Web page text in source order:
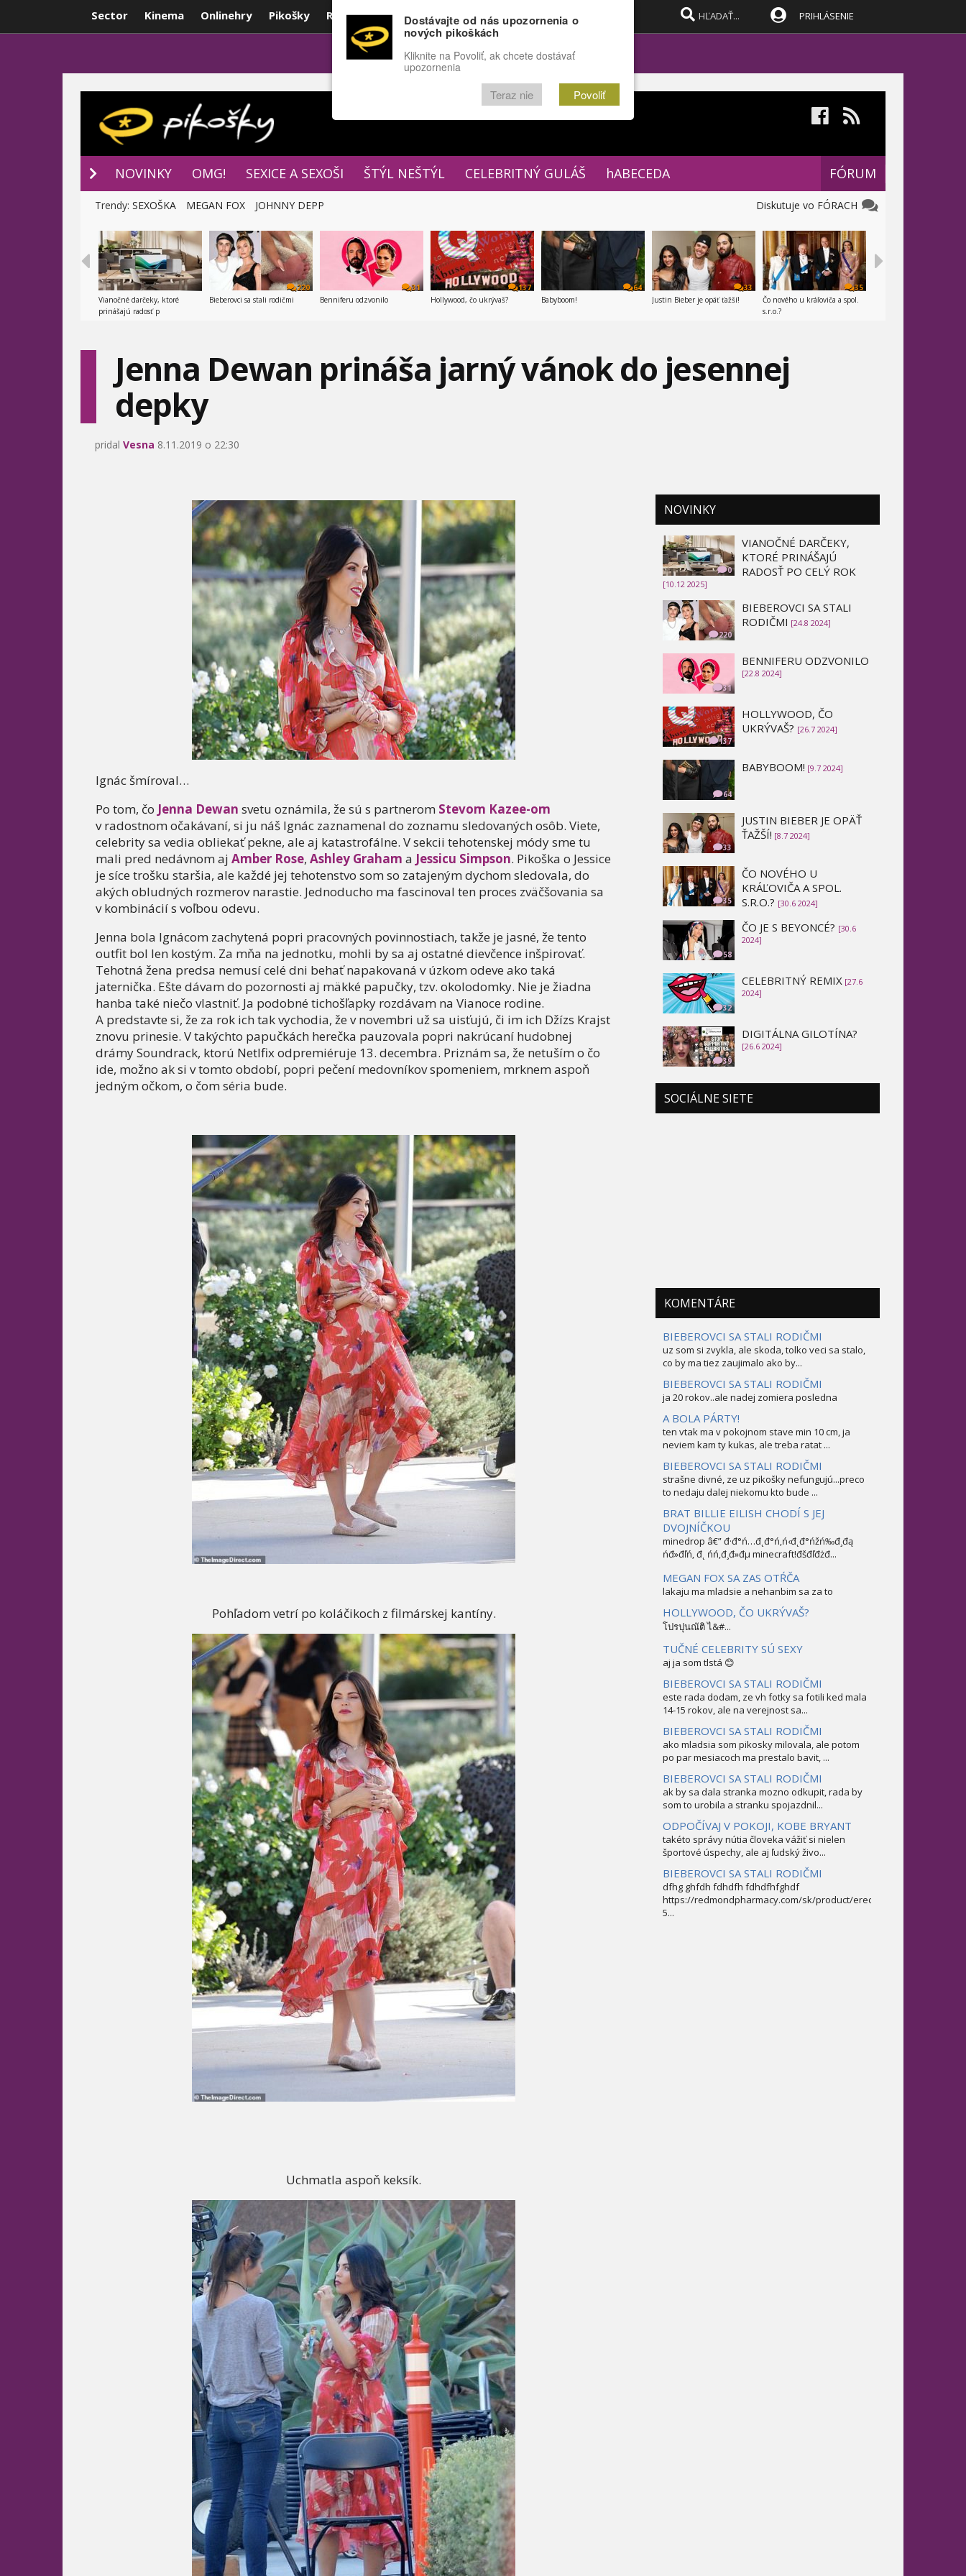
Sector Kinema Onlinehry Pikošky Rozprávky Funny Docu
POPULÁRNE FÓRUM
PRIHLÁSENIE
NOVINKY OMG! SEXICE A SEXOŠI ŠTÝL NEŠTÝL CELEBRITNÝ GULÁŠ hABECEDA FÓRUM
Diskutuje vo FÓRACH
Trendy: SEXOŠKA MEGAN FOX JOHNNY DEPP
Vianočné darčeky, ktoré
prinášajú radosť p
220
Bieberovci sa stali rodičmi
31
Benniferu odzvonilo
137
Hollywood, čo ukrývaš?
64
Babyboom!
33
Justin Bieber je opäť ťažší!
35
Čo nového u kráľoviča a spol.
s.r.o.?
Jenna Dewan prináša jarný vánok do jesennej
depky
pridal Vesna 8.11.2019 o 22:30
Ignác šmíroval…
Po tom, čo Jenna Dewan svetu oznámila, že sú s partnerom Stevom Kazee-om
v radostnom očakávaní, si ju náš Ignác zaznamenal do zoznamu sledovaných osôb. Viete,
celebrity sa vedia obliekať pekne, ale aj katastrofálne. V sekcii tehotenskej módy sme tu
mali pred nedávnom aj Amber Rose, Ashley Graham a Jessicu Simpson. Pikoška o Jessice
je síce trošku staršia, ale každé jej tehotenstvo som so zatajeným dychom sledovala, do
akých obludných rozmerov narastie. Jednoducho ma fascinoval ten proces zväčšovania sa
v kombinácií s voľbou odevu.
Jenna bola Ignácom zachytená popri pracovných povinnostiach, takže je jasné, že tento
outfit bol len kostým. Za mňa na jednotku, mohli by sa aj ostatné dievčence inšpirovať.
Tehotná žena predsa nemusí celé dni behať napakovaná v úzkom odeve ako taká
jaternička. Ešte dávam do pozornosti aj mäkké papučky, tzv. okolodomky. Nie je žiadna
hanba také niečo vlastniť. Ja podobné tichošľapky rozdávam na Vianoce rodine.
A predstavte si, že za rok ich tak vychodia, že v novembri už sa uisťujú, či im ich Džízs Krajst
znovu prinesie. V takýchto papučkách herečka pauzovala popri nakrúcaní hudobnej
drámy Soundrack, ktorú Netlfix odpremiéruje 13. decembra. Priznám sa, že netuším o čo
ide, možno ak si v tomto období, popri pečení medovníkov spomeniem, mrknem aspoň
jedným očkom, o čom séria bude.
Pohľadom vetrí po koláčikoch z filmárskej kantíny.
Uchmatla aspoň keksík.
NOVINKY
0
VIANOČNÉ DARČEKY,
KTORÉ PRINÁŠAJÚ
RADOSŤ PO CELÝ ROK
[10.12 2025]
220
BIEBEROVCI SA STALI
RODIČMI [24.8 2024]
31
BENNIFERU ODZVONILO
[22.8 2024]
137
HOLLYWOOD, ČO
UKRÝVAŠ? [26.7 2024]
64
BABYBOOM! [9.7 2024]
33
JUSTIN BIEBER JE OPÄŤ
ŤAŽŠÍ! [8.7 2024]
35
ČO NOVÉHO U
KRÁĽOVIČA A SPOL.
S.R.O.? [30.6 2024]
58
ČO JE S BEYONCÉ? [30.6
2024]
32
CELEBRITNÝ REMIX [27.6
2024]
39
DIGITÁLNA GILOTÍNA?
[26.6 2024]
SOCIÁLNE SIETE
KOMENTÁRE
BIEBEROVCI SA STALI RODIČMI
uz som si zvykla, ale skoda, tolko veci sa stalo,
co by ma tiez zaujimalo ako by...
BIEBEROVCI SA STALI RODIČMI
ja 20 rokov..ale nadej zomiera posledna
A BOLA PÁRTY!
ten vtak ma v pokojnom stave min 10 cm, ja
neviem kam ty kukas, ale treba ratat ...
BIEBEROVCI SA STALI RODIČMI
strašne divné, ze uz pikošky nefungujú...preco
to nedaju dalej niekomu kto bude ...
BRAT BILLIE EILISH CHODÍ S JEJ
DVOJNÍČKOU
minedrop â€” đ·đ°ń…đ˛đ°ń‚ń‹đ˛đ°ńžń‰đ¸đą
ńđ»đľń‚ đ˛ ńń‚đ¸đ»đµ minecraft!đšđľđżđ...
MEGAN FOX SA ZAS OTŔČA
lakaju ma mladsie a nehanbim sa za to
HOLLYWOOD, ČO UKRÝVAŠ?
โปรปุนณัติ ไ&#...
TUČNÉ CELEBRITY SÚ SEXY
aj ja som tlstá 😊
BIEBEROVCI SA STALI RODIČMI
este rada dodam, ze vh fotky sa fotili ked mala
14-15 rokov, ale na verejnost sa...
BIEBEROVCI SA STALI RODIČMI
ako mladsia som pikosky milovala, ale potom
po par mesiacoch ma prestalo bavit, ...
BIEBEROVCI SA STALI RODIČMI
ak by sa dala stranka mozno odkupit, rada by
som to urobila a stranku spojazdnil...
ODPOČÍVAJ V POKOJI, KOBE BRYANT
takéto správy nútia človeka vážiť si nielen
športové úspechy, ale aj ľudský živo...
BIEBEROVCI SA STALI RODIČMI
dfhg ghfdh fdhdfh fdhdfhfghdf
https://redmondpharmacy.com/sk/product/erectofil-
5...
Dostávajte od nás upozornenia o
nových pikoškách
Kliknite na Povoliť, ak chcete dostávať
upozornenia
Teraz nie Povoliť